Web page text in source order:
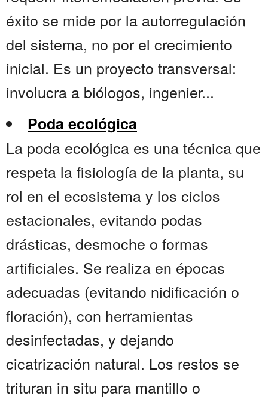
éxito se mide por la autorregulación
del sistema, no por el crecimiento
inicial. Es un proyecto transversal:
involucra a biólogos, ingenier...
Poda ecológica
La poda ecológica es una técnica que
respeta la fisiología de la planta, su
rol en el ecosistema y los ciclos
estacionales, evitando podas
drásticas, desmoche o formas
artificiales. Se realiza en épocas
adecuadas (evitando nidificación o
floración), con herramientas
desinfectadas, y dejando
cicatrización natural. Los restos se
trituran in situ para mantillo o